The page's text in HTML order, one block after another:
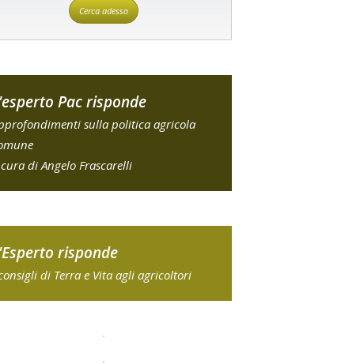
Cerca adesso
Pac risponde
sulla politica agricola
di Angelo Frascarelli
risponde
di Terra e Vita agli agricoltori